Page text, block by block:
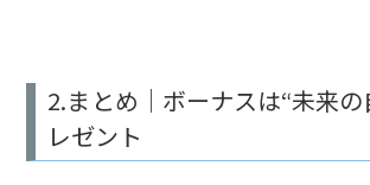
2.まとめ｜ボーナスは“未来
レゼント